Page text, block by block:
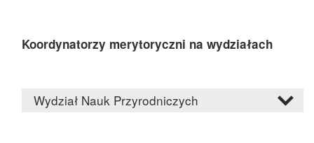
Koordynatorzy merytoryczni na wydziałach
Wydział Nauk Przyrodniczych